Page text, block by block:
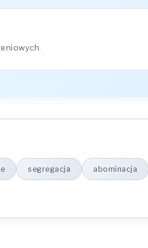
segregacja abominacja